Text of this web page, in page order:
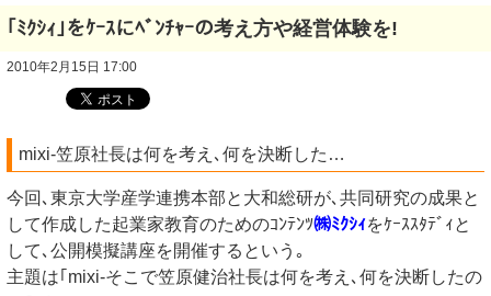
｢ﾐｸｼｨ｣をｹｰｽにﾍﾞﾝﾁｬｰの考え方や経営体験を!
2010年2月15日 17:00
mixi-笠原社長は何を考え､何を決断した…
今回､東京大学産学連携本部と大和総研が､共同研究の成果と
して作成した起業家教育のためのｺﾝﾃﾝﾂ㈱ﾐｸｼｨをｹｰｽｽﾀﾃﾞｨと
して､公開模擬講座を開催するという｡
主題は｢mixi-そこで笠原健治社長は何を考え､何を決断したの